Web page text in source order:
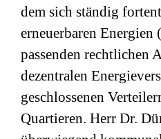
dem sich ständig
erneuerbaren
passenden rechtlichen
dezentralen
geschlossenen
Quartieren. Herr Dr.